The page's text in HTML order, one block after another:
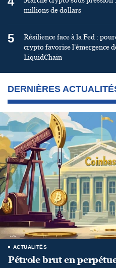
millions de dollars
5
Résilience face à la Fed :
crypto favorise l’émergence
LiquidChain
DERNIÈRES
ACTUALITÉS
Pétrole brut en